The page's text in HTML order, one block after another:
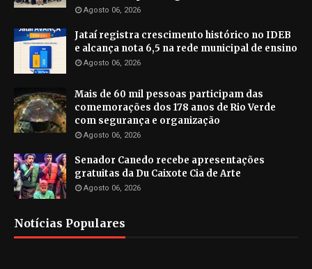
Agosto 06, 2026
Jataí registra crescimento histórico no IDEB
e alcança nota 6,5 na rede municipal de ensino
Agosto 06, 2026
Mais de 60 mil pessoas participam das
comemorações dos 178 anos de Rio Verde
com segurança e organização
Agosto 06, 2026
Senador Canedo recebe apresentações
gratuitas da Du Caixote Cia de Arte
Agosto 06, 2026
Notícias Populares